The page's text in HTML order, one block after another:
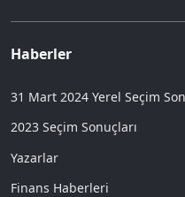
Haberler
31 Mart 2024 Yerel Seçim
2023 Seçim Sonuçları
Yazarlar
Finans Haberleri